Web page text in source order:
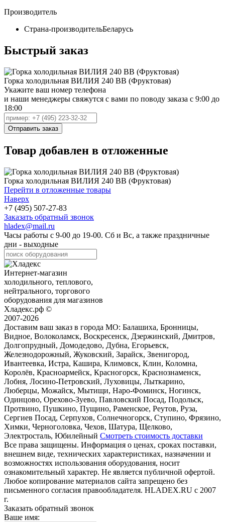
Производитель
Страна-производительБеларусь
Быстрый заказ
Горка холодильная ВИЛИЯ 240 ВВ (Фруктовая)
Укажите ваш номер телефона
и наши менеджеры свяжутся с вами по поводу заказа с 9:00 до
18:00
Товар добавлен в отложенные
Горка холодильная ВИЛИЯ 240 ВВ (Фруктовая)
Перейти в отложенные товары
Наверх
+7 (495) 507-27-83
Заказать обратный звонок
hladex@mail.ru
Часы работы с 9-00 до 19-00. Сб и Вс, а также праздничные
дни - выходные
Интернет-магазин
холодильного, теплового,
нейтрального, торгового
оборудования для магазинов
Хладекс.рф ©
2007-2026
Доставим ваш заказ в города МО: Балашиха, Бронницы,
Видное, Волоколамск, Воскресенск, Дзержинский, Дмитров,
Долгопрудный, Домодедово, Дубна, Егорьевск,
Железнодорожный, Жуковский, Зарайск, Звенигород,
Ивантеевка, Истра, Кашира, Климовск, Клин, Коломна,
Королёв, Красноармейск, Красногорск, Краснознаменск,
Лобня, Лосино-Петровский, Луховицы, Лыткарино,
Люберцы, Можайск, Мытищи, Наро-Фоминск, Ногинск,
Одинцово, Орехово-Зуево, Павловский Посад, Подольск,
Протвино, Пушкино, Пущино, Раменское, Реутов, Руза,
Сергиев Посад, Серпухов, Солнечногорск, Ступино, Фрязино,
Химки, Черноголовка, Чехов, Шатура, Щелково,
Электросталь, Юбилейный Смотреть стоимость доставки
Все права защищены. Информация о ценах, сроках поставки,
внешнем виде, технических характеристиках, назначении и
возможностях использования оборудования, носит
ознакомительный характер. Не является публичной офертой.
Любое копирование материалов сайта запрещено без
письменного согласия правообладателя. HLADEX.RU c 2007
г.
Заказать обратный звонок
Ваше имя: